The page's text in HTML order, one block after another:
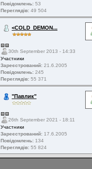
Повідомлень: 53
Переглядів: 49 504
<COLD_DEMON...
30th September 2013 - 14:33
Участники
Зареєстрований: 21.6.2005
Повідомлень: 245
Переглядів: 55 371
"Павлик"
26th September 2021 - 18:11
Участники
Зареєстрований: 17.6.2005
Повідомлень: 134
Переглядів: 55 824